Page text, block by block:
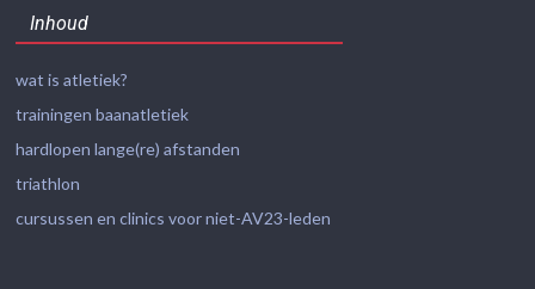
Inhoud
wat is atletiek?
trainingen baanatletiek
hardlopen lange(re) afstanden
triathlon
cursussen en clinics voor niet-AV23-leden